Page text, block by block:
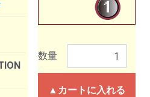
数量
▲カートに入れる